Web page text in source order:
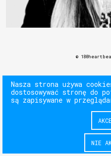
Nasza strona używa
dostosowywać stronę do
są zapisywane w
NIE
©